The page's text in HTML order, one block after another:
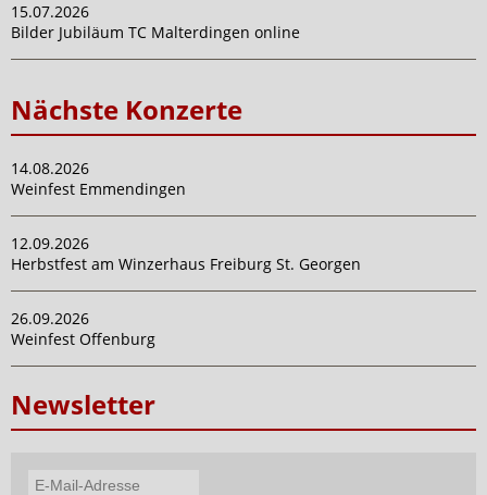
15.07.2026
Bilder Jubiläum TC Malterdingen online
Nächste Konzerte
14.08.2026
Weinfest Emmendingen
12.09.2026
Herbstfest am Winzerhaus Freiburg St. Georgen
26.09.2026
Weinfest Offenburg
Newsletter